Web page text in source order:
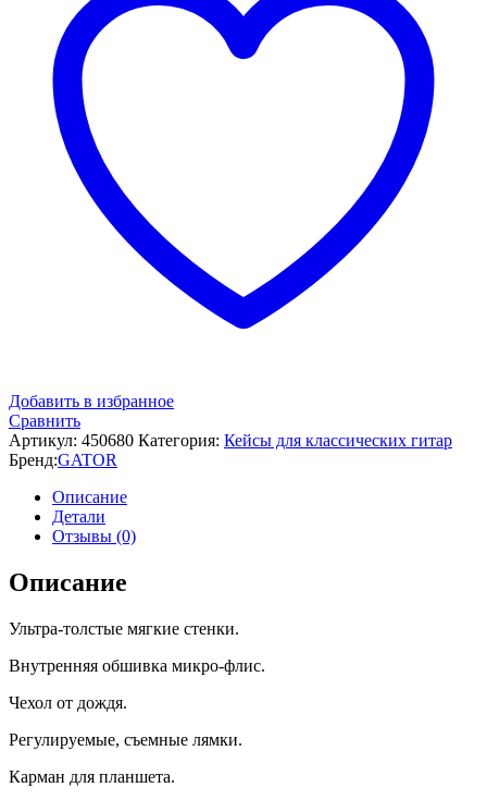
Добавить в избранное
Сравнить
Артикул: 450680 Категория: Кейсы для классических гитар
Бренд:GATOR
Описание
Детали
Отзывы (0)
Описание
Ультра-толстые мягкие стенки.
Внутренняя обшивка микро-флис.
Чехол от дождя.
Регулируемые, съемные лямки.
Карман для планшета.